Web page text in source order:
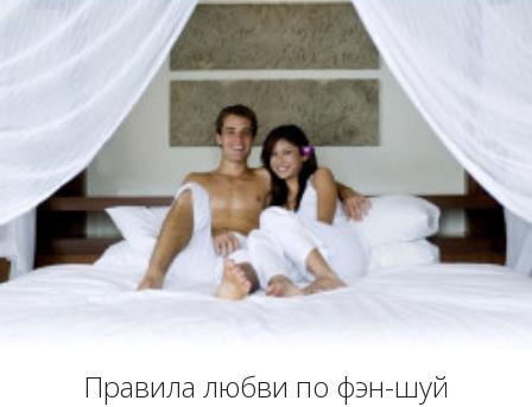
Правила любви по фэн-шуй